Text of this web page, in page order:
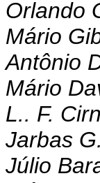
Orlando
Mário
Antônio
Mário
L.. F.
Jarbas
Júlio